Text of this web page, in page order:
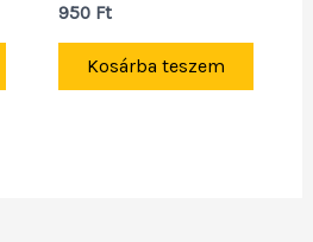
950 Ft
Kosárba teszem